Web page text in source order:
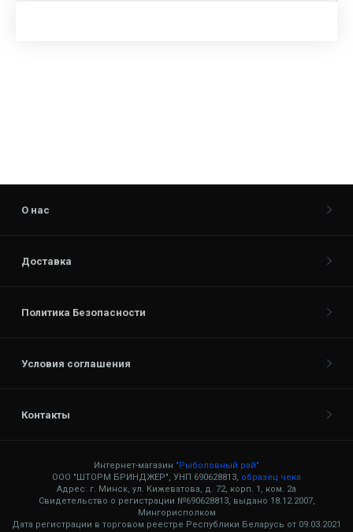
О нас
Доставка
Политика Безопасности
Условия соглашения
Контакты
Интернет-магазин "Рыболовный рай"
ООО "ШТОРМ БРИНДЖЕР", УНП 690628813, образец чека
Адрес: г. Минск, ул. Кижеватова, д. 72, корп. 1, ком. 2а
Свидетельство о регистрации №690628813, выдано 18.12.2007,
Мингорисполком
Дата регистрации в торговом реестре Республики Беларусь от 09.03.2021